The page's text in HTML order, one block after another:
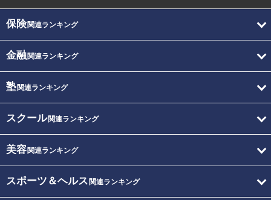
保険関連ランキング
金融関連ランキング
塾関連ランキング
スクール関連ランキング
美容関連ランキング
スポーツ＆ヘルス 関連ランキング